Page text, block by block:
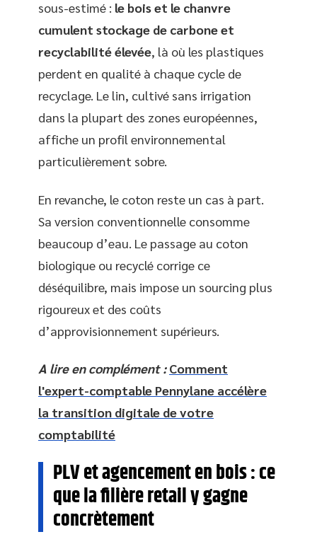
sous-estimé : le bois et le chanvre
cumulent stockage de carbone et
recyclabilité élevée, là où les plastiques
perdent en qualité à chaque cycle de
recyclage. Le lin, cultivé sans irrigation
dans la plupart des zones européennes,
affiche un profil environnemental
particulièrement sobre.
En revanche, le coton reste un cas à part.
Sa version conventionnelle consomme
beaucoup d’eau. Le passage au coton
biologique ou recyclé corrige ce
déséquilibre, mais impose un sourcing plus
rigoureux et des coûts
d’approvisionnement supérieurs.
A lire en complément : Comment
l'expert-comptable Pennylane accélère
la transition digitale de votre
comptabilité
PLV et agencement en bois : ce
que la filière retail y gagne
concrètement